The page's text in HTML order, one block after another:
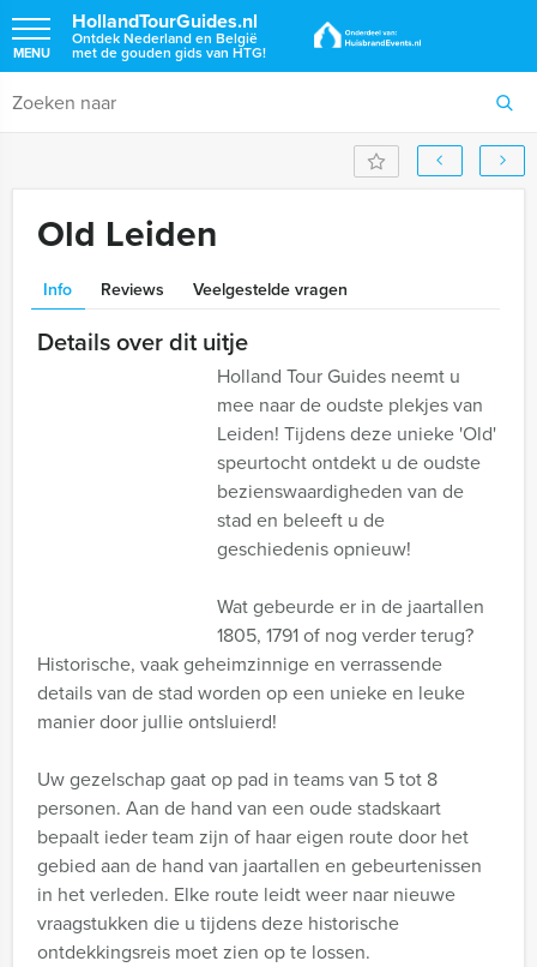
HollandTourGuides.nl
Ontdek Nederland en België
met de gouden gids van HTG!
MENU
Old Leiden
Info Reviews Veelgestelde vragen
Details over dit uitje
Holland Tour Guides neemt u
mee naar de oudste plekjes van
Leiden! Tijdens deze unieke 'Old'
speurtocht ontdekt u de oudste
bezienswaardigheden van de
stad en beleeft u de
geschiedenis opnieuw!
Wat gebeurde er in de jaartallen
1805, 1791 of nog verder terug?
Historische, vaak geheimzinnige en verrassende
details van de stad worden op een unieke en leuke
manier door jullie ontsluierd!
Uw gezelschap gaat op pad in teams van 5 tot 8
personen. Aan de hand van een oude stadskaart
bepaalt ieder team zijn of haar eigen route door het
gebied aan de hand van jaartallen en gebeurtenissen
in het verleden. Elke route leidt weer naar nieuwe
vraagstukken die u tijdens deze historische
ontdekkingsreis moet zien op te lossen.